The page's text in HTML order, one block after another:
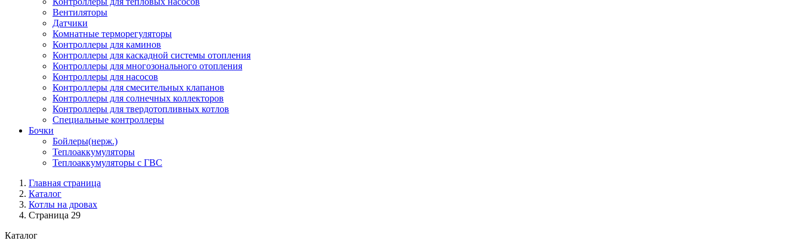
Вентиляторы
Датчики
Комнатные терморегуляторы
Контроллеры для каминов
Контроллеры для каскадной системы отопления
Контроллеры для многозонального отопления
Контроллеры для насосов
Контроллеры для смесительных клапанов
Контроллеры для солнечных коллекторов
Контроллеры для твердотопливных котлов
Специальные контроллеры
Бочки
Бойлеры(нерж.)
Теплоаккумуляторы
Теплоаккумуляторы с ГВС
Главная страница
Каталог
Котлы на дровах
Страница 29
Каталог